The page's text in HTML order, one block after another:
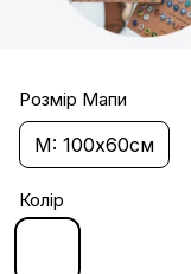
Розмір Мапи
M: 100х60см
Колір